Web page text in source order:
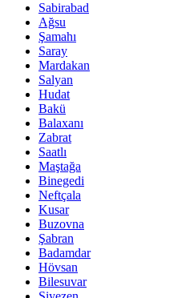
Sabirabad
Ağsu
Şamahı
Saray
Mardakan
Salyan
Hudat
Bakü
Balaxanı
Zabrat
Saatlı
Maştağa
Binegedi
Neftçala
Kusar
Buzovna
Şabran
Badamdar
Hövsan
Bilesuvar